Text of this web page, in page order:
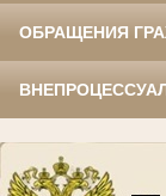
ОБРАЩЕНИЯ